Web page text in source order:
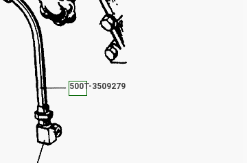
500Т-3509279